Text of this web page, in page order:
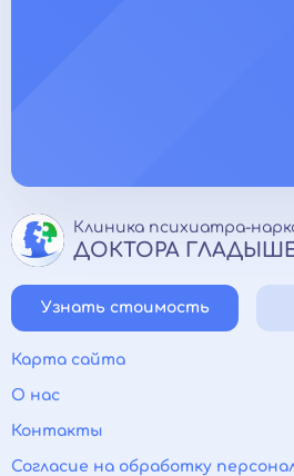
Клиника психиатра-
ДОКТОРА
Узнать стоимость
Карта сайта
О нас
Контакты
Согласие на обработку